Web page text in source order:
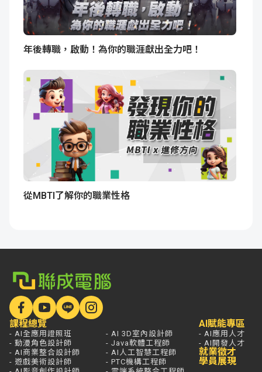
年後轉職，啟動！為你的職涯獻出全力吧！
從MBTI了解你的職業性格
課程總覽
- AI全應用證照班
- 動漫角色設計師
- AI商業整合設計師
- 遊戲美術設計師
- AI 3D室內設計師
- Java軟體工程師
- AI人工智慧工程師
- PTC機構工程師
AI賦能專區
- AI應用人才
- AI開發人才
就業徵才
學員展現